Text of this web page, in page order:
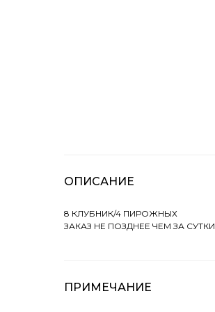
ОПИСАНИЕ
8 КЛУБНИК/4 ПИРОЖНЫХ
ЗАКАЗ НЕ ПОЗДНЕЕ ЧЕМ ЗА СУТКИ
ПРИМЕЧАНИЕ